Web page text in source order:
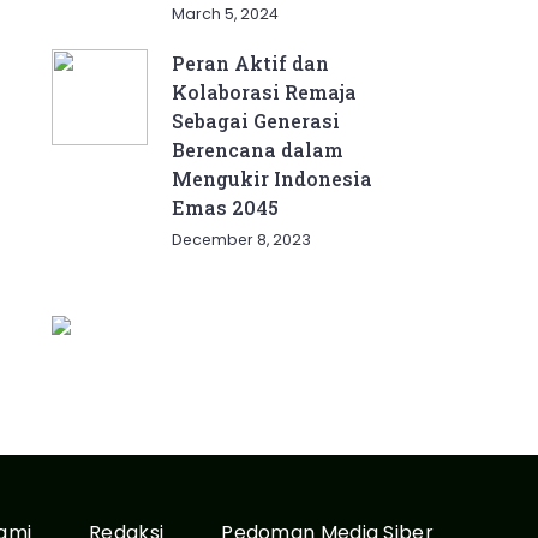
March 5, 2024
Peran Aktif dan
Kolaborasi Remaja
Sebagai Generasi
Berencana dalam
Mengukir Indonesia
Emas 2045
December 8, 2023